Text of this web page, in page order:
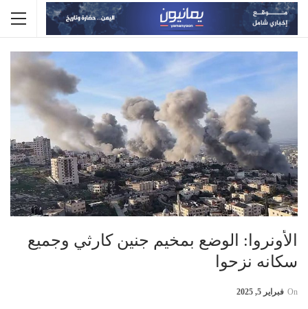
الأونروا: الوضع بمخيم جنين كارثي وجميع
سكانه نزحوا
On فبراير 5, 2025